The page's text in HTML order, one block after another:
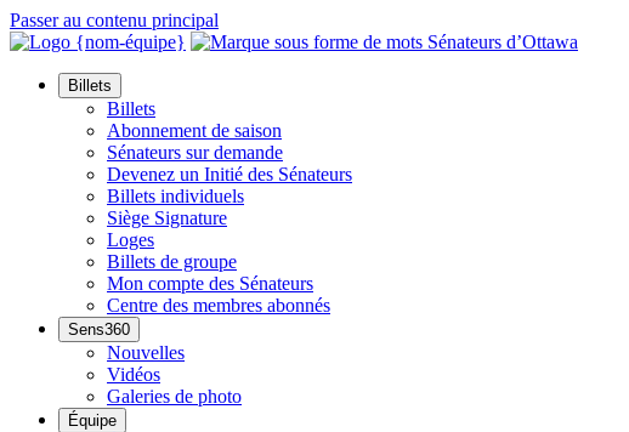
Passer au contenu principal
Billets
Billets
Abonnement de saison
Sénateurs sur demande
Devenez un Initié des Sénateurs
Billets individuels
Siège Signature
Loges
Billets de groupe
Mon compte des Sénateurs
Centre des membres abonnés
Sens360
Nouvelles
Vidéos
Galeries de photo
Équipe